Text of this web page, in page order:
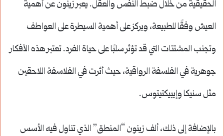
الحقيقية من خلال ضبط النفس والعقل. يعبر زينون عن أهمية
العيش وفقًا للطبيعة، ويركز على أهمية السيطرة على العواطف
وتجنب المشتتات التي قد تؤثر سلبًا على حياة الفرد. تعتبر هذه الأفكار
جوهرية في الفلسفة الرواقية، حيث أثرت في الفلاسفة اللاحقين
مثل سنيكا وإيبيكتيتوس.
بالإضافة إلى ذلك، ألف زينون “المنطق” الذي تناول فيه الأسس